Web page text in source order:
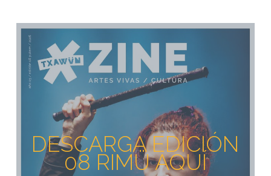
DESCARGA EDICIÓN
08 RIMÜ AQUÍ